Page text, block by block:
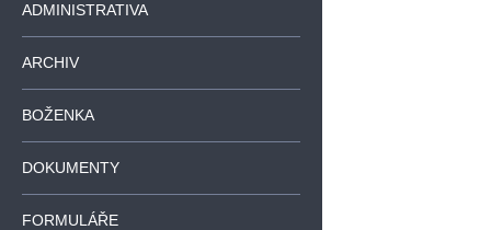
ADMINISTRATIVA
ARCHIV
BOŽENKA
DOKUMENTY
FORMULÁŘE